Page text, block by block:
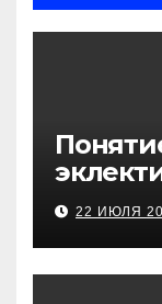
22 ИЮЛЯ